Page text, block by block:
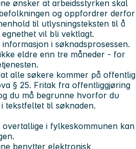
ønsker at arbeidsstyrken skal
og oppfordrer derfor
til utlysningsteksten til å
vil bli vektlagt.
i søknadsprosessen.
eldre enn tre måneder - for
alle søkere kommer på offentlig
§ 25. Fritak fra offentliggjøring
du må begrunne hvorfor du
i tekstfeltet til søknaden.
i fylkeskommunen kan
benytter elektronisk